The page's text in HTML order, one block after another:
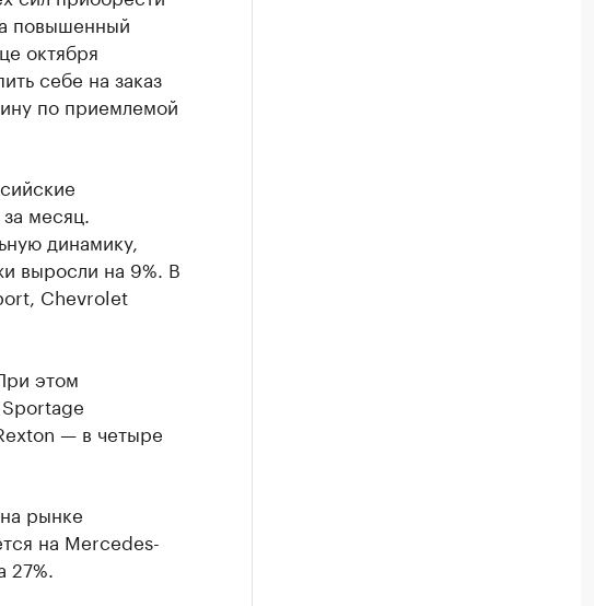
повышенный
октября
себе на заказ
по приемлемой
месяц.
динамику,
выросли на 9%. В
Chevrolet
этом
— в четыре
рынке
на Mercedes-